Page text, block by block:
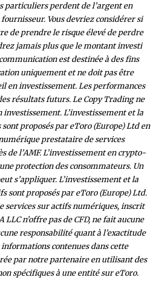
particuliers perdent de l’argent en
fournisseur. Vous devriez considérer si
de prendre le risque élevé de perdre
jamais plus que le montant investi
est destinée à des fins
uniquement et ne doit pas être
en investissement. Les performances
résultats futurs. Le Copy Trading ne
investissement. L’investissement et la
proposés par eToro (Europe) Ltd en
prestataire de services
de l’AMF. L’investissement en crypto-
protection des consommateurs. Un
s’appliquer. L’investissement et la
sont proposés par eToro (Europe) Ltd.
services sur actifs numériques, inscrit
LLC n’offre pas de CFD, ne fait aucune
responsabilité quant à l’exactitude
informations contenues dans cette
par notre partenaire en utilisant des
spécifiques à une entité sur eToro.